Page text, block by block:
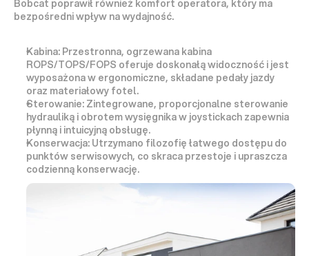
Bobcat poprawił również komfort operatora, który ma
bezpośredni wpływ na wydajność.
Kabina: Przestronna, ogrzewana kabina
ROPS/TOPS/FOPS oferuje doskonałą widoczność i jest
wyposażona w ergonomiczne, składane pedały jazdy
oraz materiałowy fotel.
Sterowanie: Zintegrowane, proporcjonalne sterowanie
hydrauliką i obrotem wysięgnika w joystickach zapewnia
płynną i intuicyjną obsługę.
Konserwacja: Utrzymano filozofię łatwego dostępu do
punktów serwisowych, co skraca przestoje i upraszcza
codzienną konserwację.